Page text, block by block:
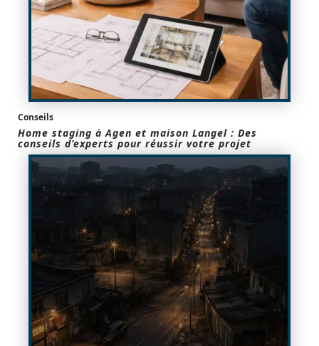
Conseils
Home staging à Agen et maison Langel : Des
conseils d’experts pour réussir votre projet